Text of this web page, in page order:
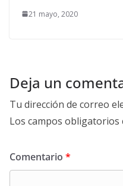
21 mayo, 2020
Deja un
Tu dirección de correo
Los campos obligatorios
Comentario *